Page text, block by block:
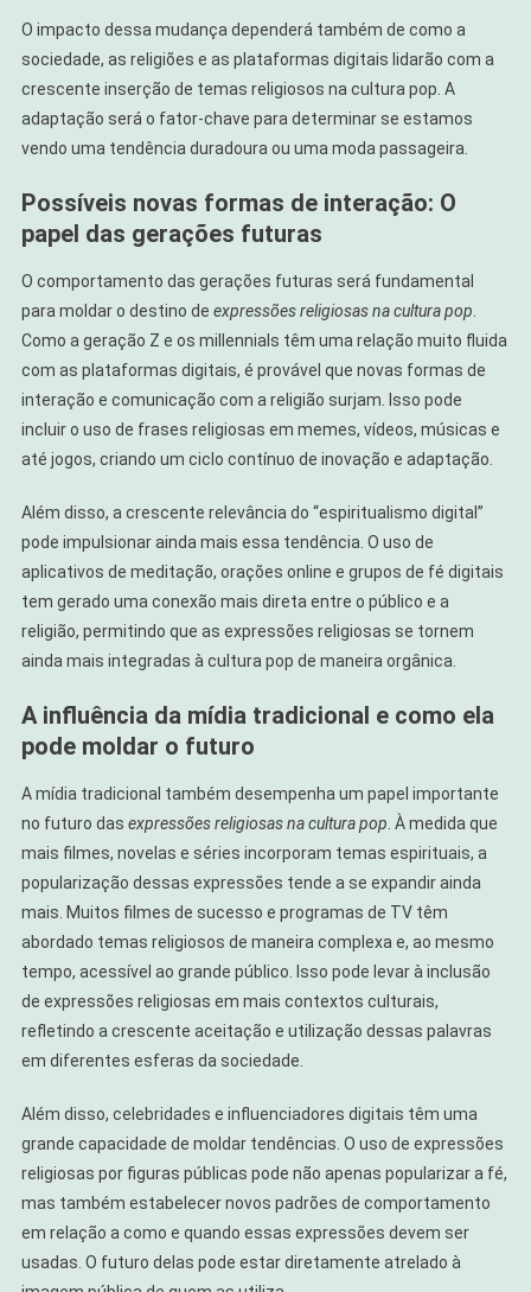
O impacto dessa mudança dependerá também de como a
sociedade, as religiões e as plataformas digitais lidarão com a
crescente inserção de temas religiosos na cultura pop. A
adaptação será o fator-chave para determinar se estamos
vendo uma tendência duradoura ou uma moda passageira.
Possíveis novas formas de interação: O
papel das gerações futuras
O comportamento das gerações futuras será fundamental
para moldar o destino de expressões religiosas na cultura pop
Como a geração Z e os millennials têm uma relação muito fluida
com as plataformas digitais, é provável que novas formas de
interação e comunicação com a religião surjam. Isso pode
incluir o uso de frases religiosas em memes, vídeos, músicas e
até jogos, criando um ciclo contínuo de inovação e adaptação.
Além disso, a crescente relevância do “espiritualismo digital”
pode impulsionar ainda mais essa tendência. O uso de
aplicativos de meditação, orações online e grupos de fé digitais
tem gerado uma conexão mais direta entre o público e a
religião, permitindo que as expressões religiosas se tornem
ainda mais integradas à cultura pop de maneira orgânica.
A influência da mídia tradicional e como ela
pode moldar o futuro
A mídia tradicional também desempenha um papel importante
no futuro das expressões religiosas na cultura pop . À medida que
mais filmes, novelas e séries incorporam temas espirituais, a
popularização dessas expressões tende a se expandir ainda
mais. Muitos filmes de sucesso e programas de TV têm
abordado temas religiosos de maneira complexa e, ao mesmo
tempo, acessível ao grande público. Isso pode levar à inclusão
de expressões religiosas em mais contextos culturais,
refletindo a crescente aceitação e utilização dessas palavras
em diferentes esferas da sociedade.
Além disso, celebridades e influenciadores digitais têm uma
grande capacidade de moldar tendências. O uso de expressões
religiosas por figuras públicas pode não apenas popularizar a fé,
mas também estabelecer novos padrões de comportamento
em relação a como e quando essas expressões devem ser
usadas. O futuro delas pode estar diretamente atrelado à